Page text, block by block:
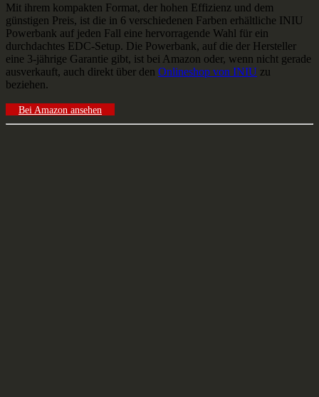
Mit ihrem kompakten Format, der hohen Effizienz und dem
günstigen Preis, ist die in 6 verschiedenen Farben erhältliche INIU
Powerbank auf jeden Fall eine hervorragende Wahl für ein
durchdachtes EDC-Setup. Die Powerbank, auf die der Hersteller
eine 3-jährige Garantie gibt, ist bei Amazon oder, wenn nicht gerade
ausverkauft, auch direkt über den Onlineshop von INIU zu
beziehen.
Bei Amazon ansehen